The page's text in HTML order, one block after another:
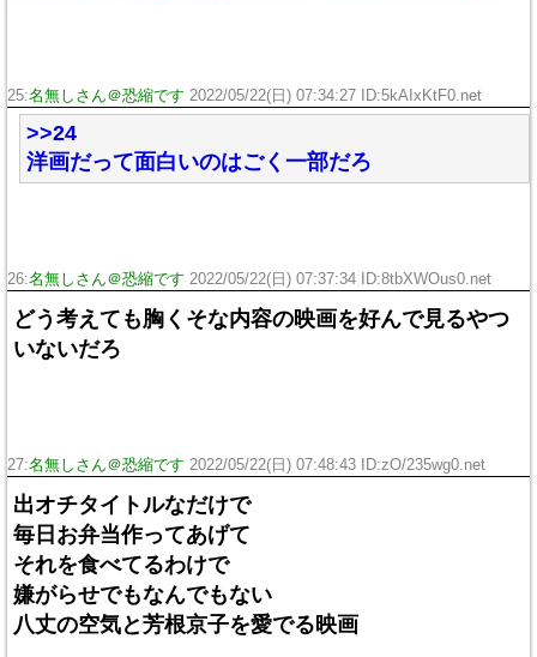
25:名無しさん＠恐縮です 2022/05/22(日) 07:34:27 ID:5kAIxKtF0.net
>>24
洋画だって面白いのはごく一部だろ
26:名無しさん＠恐縮です 2022/05/22(日) 07:37:34 ID:8tbXWOus0.net
どう考えても胸くそな内容の映画を好んで見るやつ
いないだろ
27:名無しさん＠恐縮です 2022/05/22(日) 07:48:43 ID:zO/235wg0.net
出オチタイトルなだけで
毎日お弁当作ってあげて
それを食べてるわけで
嫌がらせでもなんでもない
八丈の空気と芳根京子を愛でる映画